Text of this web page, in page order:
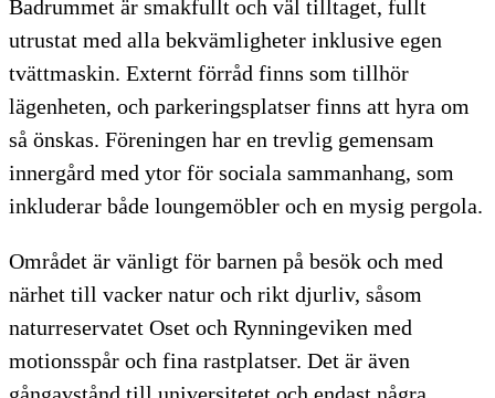
Badrummet är smakfullt och väl tilltaget, fullt
utrustat med alla bekvämligheter inklusive egen
tvättmaskin. Externt förråd finns som tillhör
lägenheten, och parkeringsplatser finns att hyra om
så önskas. Föreningen har en trevlig gemensam
innergård med ytor för sociala sammanhang, som
inkluderar både loungemöbler och en mysig pergola.
Området är vänligt för barnen på besök och med
närhet till vacker natur och rikt djurliv, såsom
naturreservatet Oset och Rynningeviken med
motionsspår och fina rastplatser. Det är även